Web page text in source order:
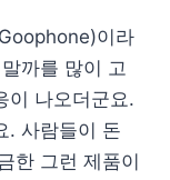
이라
까를 많이 고
이 나오더군요.
. 사람들이 돈
한 그런 제품이